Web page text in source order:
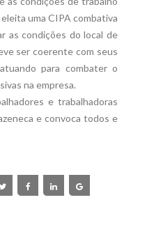
uma CIPA combativa
as condições do local de
ser coerente com seus
para combater o
na empresa.
e trabalhadoras
e convoca todos e